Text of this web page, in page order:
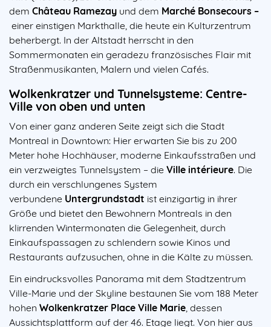
dem Château Ramezay und dem Marché Bonsecours –
einer einstigen Markthalle, die heute ein Kulturzentrum
beherbergt. In der Altstadt herrscht in den
Sommermonaten ein geradezu französisches Flair mit
Straßenmusikanten, Malern und vielen Cafés.
Wolkenkratzer und Tunnelsysteme: Centre-
Ville von oben und unten
Von einer ganz anderen Seite zeigt sich die Stadt
Montreal in Downtown: Hier erwarten Sie bis zu 200
Meter hohe Hochhäuser, moderne Einkaufsstraßen und
ein verzweigtes Tunnelsystem – die Ville intérieure. Die
durch ein verschlungenes System
verbundene Untergrundstadt ist einzigartig in ihrer
Größe und bietet den Bewohnern Montreals in den
klirrenden Wintermonaten die Gelegenheit, durch
Einkaufspassagen zu schlendern sowie Kinos und
Restaurants aufzusuchen, ohne in die Kälte zu müssen.
Ein eindrucksvolles Panorama mit dem Stadtzentrum
Ville-Marie und der Skyline bestaunen Sie vom 188 Meter
hohen Wolkenkratzer Place Ville Marie, dessen
Aussichtsplattform auf der 46. Etage liegt. Von hier aus